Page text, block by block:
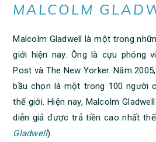
MALCOLM
Malcolm Gladwell là một trong
giới hiện nay. Ông là cựu phóng
Post và The New Yorker. Năm
bầu chọn là một trong 100 người
thế giới. Hiện nay, Malcolm
diễn giả được trả tiền cao nhất
Gladwell)